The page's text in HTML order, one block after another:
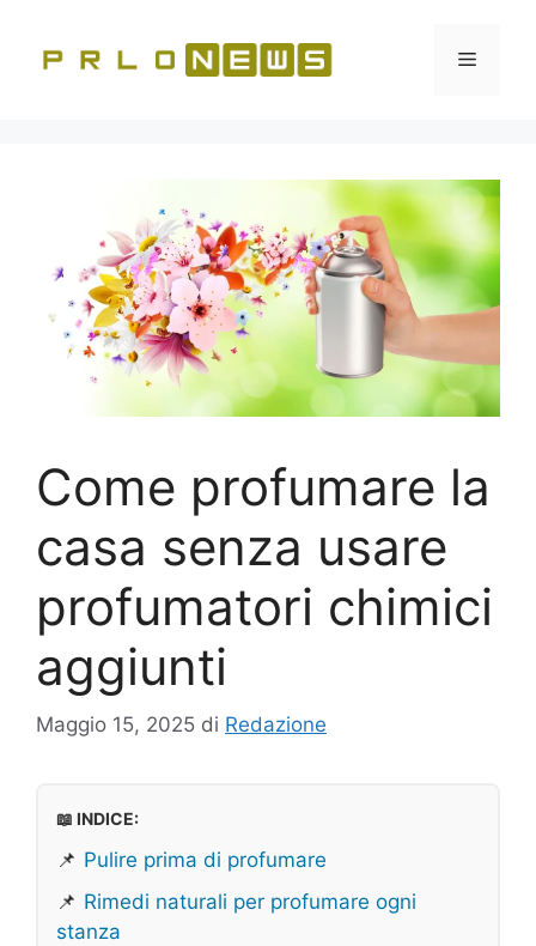
contenuto
Menu
Come profumare la
casa senza usare
profumatori chimici
aggiunti
Maggio 15, 2025 di Redazione
📖 INDICE:
📌 Pulire prima di profumare
📌 Rimedi naturali per profumare ogni
stanza